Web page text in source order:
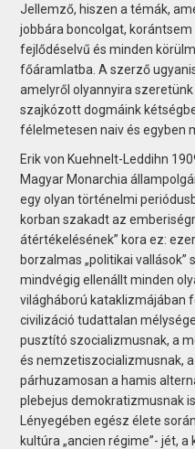
Jellemző, hiszen a témák,
jobbára boncolgat,
fejlődéselvű és minden
főáramlatba. A szerző
amelyről olyannyira
szajkózott dogmáink
félelmetesen naiv és egyben
Erik von Kuehnelt-Leddihn
Magyar Monarchia
egy olyan történelmi
korban szakadt az
átértékelésének” kora ez:
borzalmas „politikai vallások”
mindvégig ellenállt minden
világháború kataklizmájában
civilizáció tudattalan
pusztító szocializmusnak, a
és nemzetiszocializmusnak,
párhuzamosan a hamis
plebejus demokratizmusnak
Lényegében egész élete
kultúra „ancien régime”- jét,